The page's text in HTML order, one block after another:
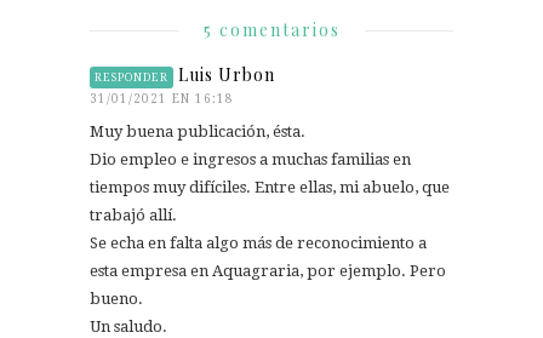
5 comentarios
RESPONDER Luis Urbon
31/01/2021 EN 16:18
Muy buena publicación, ésta.
Dio empleo e ingresos a muchas familias en
tiempos muy difíciles. Entre ellas, mi abuelo, que
trabajó allí.
Se echa en falta algo más de reconocimiento a
esta empresa en Aquagraria, por ejemplo. Pero
bueno.
Un saludo.